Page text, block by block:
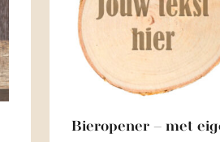
Bieropener – met